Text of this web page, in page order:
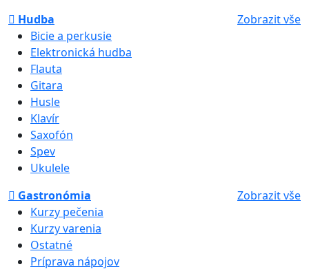
Hudba
Zobrazit vše
Bicie a perkusie
Elektronická hudba
Flauta
Gitara
Husle
Klavír
Saxofón
Spev
Ukulele
Gastronómia
Zobrazit vše
Kurzy pečenia
Kurzy varenia
Ostatné
Príprava nápojov